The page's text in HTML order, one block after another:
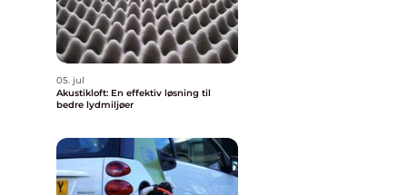
05. jul
Akustikloft: En effektiv løsning til
bedre lydmiljøer